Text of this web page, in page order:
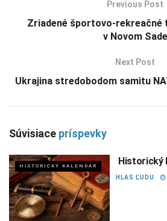
Previous Post
Zriadené športovo-rekreačné
v Novom Sade
Next Post
Ukrajina stredobodom samitu
Súvisiace príspevky
HISTORICKÝ KALENDÁR Historický
HLAS ĽUDU